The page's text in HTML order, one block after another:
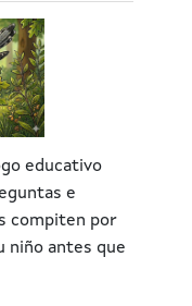
educativo
e
compiten por
niño antes que